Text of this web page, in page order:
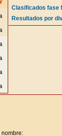
Clasificados fase
Resultados por
nombre: